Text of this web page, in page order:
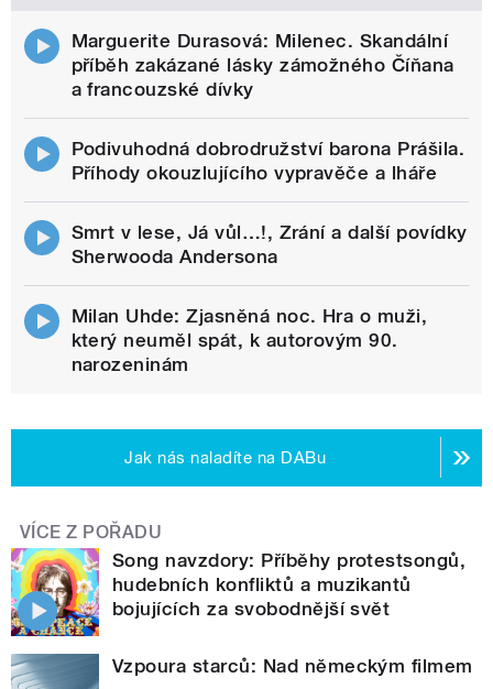
Marguerite Durasová: Milenec. Skandální
příběh zakázané lásky zámožného Číňana
a francouzské dívky
Podivuhodná dobrodružství barona Prášila.
Příhody okouzlujícího vypravěče a lháře
Smrt v lese, Já vůl…!, Zrání a další povídky
Sherwooda Andersona
Milan Uhde: Zjasněná noc. Hra o muži,
který neuměl spát, k autorovým 90.
narozeninám
Jak nás naladíte na DABu
VÍCE Z POŘADU
Song navzdory: Příběhy protestsongů,
hudebních konfliktů a muzikantů
bojujících za svobodnější svět
Vzpoura starců: Nad německým filmem